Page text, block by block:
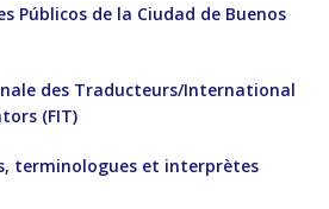
Públicos de la Ciudad de Buenos
des Traducteurs/International
(FIT)
terminologues et interprètes